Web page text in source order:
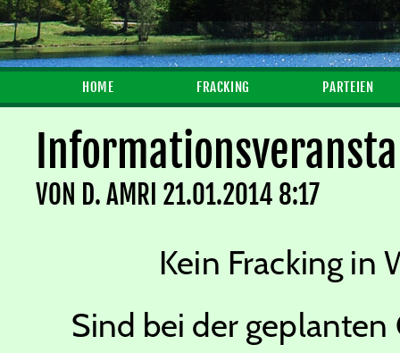
HOME FRACKING PARTEIEN
VON D. AMRI 21.01.2014 8:17
Kein Fracking in
Sind bei der